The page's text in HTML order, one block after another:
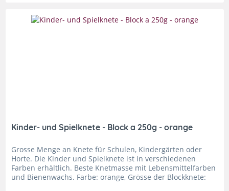
Kinder- und Spielknete - Block a 250g - orange
Grosse Menge an Knete für Schulen, Kindergärten oder
Horte. Die Kinder und Spielknete ist in verschiedenen
Farben erhältlich. Beste Knetmasse mit Lebensmittelfarben
und Bienenwachs. Farbe: orange, Grösse der Blockknete: